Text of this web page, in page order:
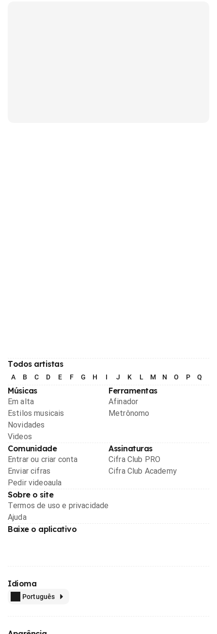
Todos artistas
A B C D E F G H I J K L M N O P Q
Músicas
Em alta
Estilos musicais
Novidades
Videos
Ferramentas
Afinador
Metrônomo
Comunidade
Entrar ou criar conta
Enviar cifras
Pedir videoaula
Assinaturas
Cifra Club PRO
Cifra Club Academy
Sobre o site
Termos de uso e privacidade
Ajuda
Baixe o aplicativo
Idioma
Português